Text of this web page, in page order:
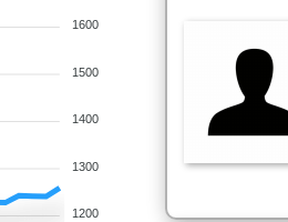
1600
1500
1400
1300
1200